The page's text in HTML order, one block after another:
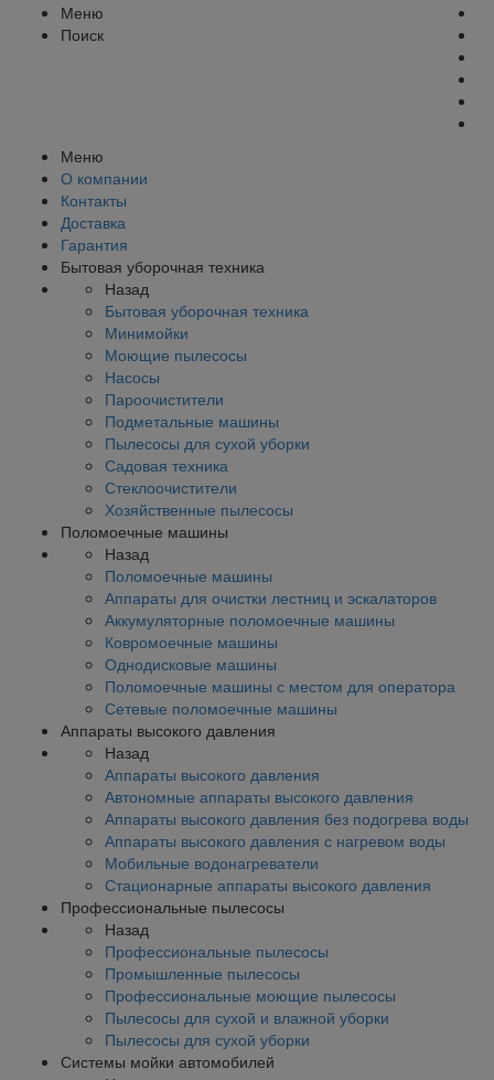
Меню
Поиск
Меню
О компании
Контакты
Доставка
Гарантия
Бытовая уборочная техника
Назад
Бытовая уборочная техника
Минимойки
Моющие пылесосы
Насосы
Пароочистители
Подметальные машины
Пылесосы для сухой уборки
Садовая техника
Стеклоочистители
Хозяйственные пылесосы
Поломоечные машины
Назад
Поломоечные машины
Аппараты для очистки лестниц и эскалаторов
Аккумуляторные поломоечные машины
Ковромоечные машины
Однодисковые машины
Поломоечные машины с местом для оператора
Сетевые поломоечные машины
Аппараты высокого давления
Назад
Аппараты высокого давления
Автономные аппараты высокого давления
Аппараты высокого давления без подогрева воды
Аппараты высокого давления с нагревом воды
Мобильные водонагреватели
Стационарные аппараты высокого давления
Профессиональные пылесосы
Назад
Профессиональные пылесосы
Промышленные пылесосы
Профессиональные моющие пылесосы
Пылесосы для сухой и влажной уборки
Пылесосы для сухой уборки
Системы мойки автомобилей